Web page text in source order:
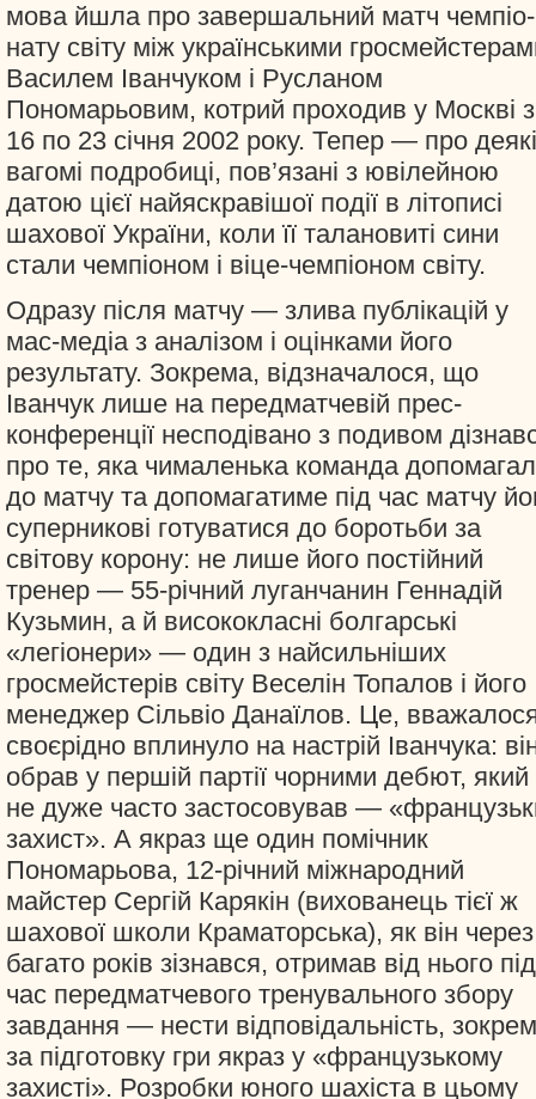
мова йшла про завершальний матч чемпіо-
нату світу між українськими
Василем Іванчуком і Русланом
Пономарьовим, котрий проходив у Москві з
16 по 23 січня 2002 року. Тепер — про деякі
вагомі подробиці, пов’язані з ювілейною
датою цієї найяскравішої події в літописі
шахової України, коли її талановиті сини
стали чемпіоном і віце-чемпіоном світу.
Одразу після матчу — злива публікацій у
мас-медіа з аналізом і оцінками його
результату. Зокрема, відзначалося, що
Іванчук лише на передматчевій прес-
конференції несподівано з подивом
про те, яка чималенька команда
до матчу та допомагатиме під час матчу
суперникові готуватися до боротьби за
світову корону: не лише його постійний
тренер — 55-річний луганчанин Геннадій
Кузьмин, а й висококласні болгарські
«легіонери» — один з найсильніших
гросмейстерів світу Веселін Топалов і його
менеджер Сільвіо Данаїлов. Це,
своєрідно вплинуло на настрій Іванчука:
обрав у першій партії чорними дебют, який
не дуже часто застосовував —
захист». А якраз ще один помічник
Пономарьова, 12-річний міжнародний
майстер Сергій Карякін (вихованець тієї ж
шахової школи Краматорська), як він через
багато років зізнався, отримав від нього під
час передматчевого тренувального збору
завдання — нести відповідальність,
за підготовку гри якраз у «французькому
захисті». Розробки юного шахіста в цьому